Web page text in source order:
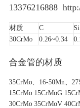
13376216888
材质 C Si
30CrMo
0.26~0.34
合金管的材质
35CrMo、16-50Mn、
15CrMo 15CrMoG
30CrMo 35CrMoV